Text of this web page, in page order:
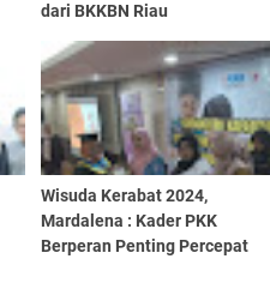
dari BKKBN Riau
Wisuda Kerabat 2024,
Mardalena : Kader PKK
Berperan Penting Percepat